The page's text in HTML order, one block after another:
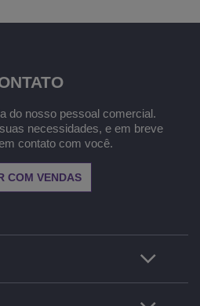
do nosso pessoal comercial.
necessidades, e em breve
contato com você.
COM VENDAS